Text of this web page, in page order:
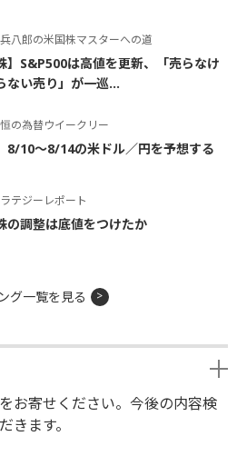
八郎の米国株マスターへの道
】S&P500は高値を更新、「売らなけ
ない売り」が一巡...
の為替ウイークリー
8/10～8/14の米ドル／円を予想する
テジーレポート
の調整は底値をつけたか
グ一覧を見る
お寄せください。今後の内容検
きます。